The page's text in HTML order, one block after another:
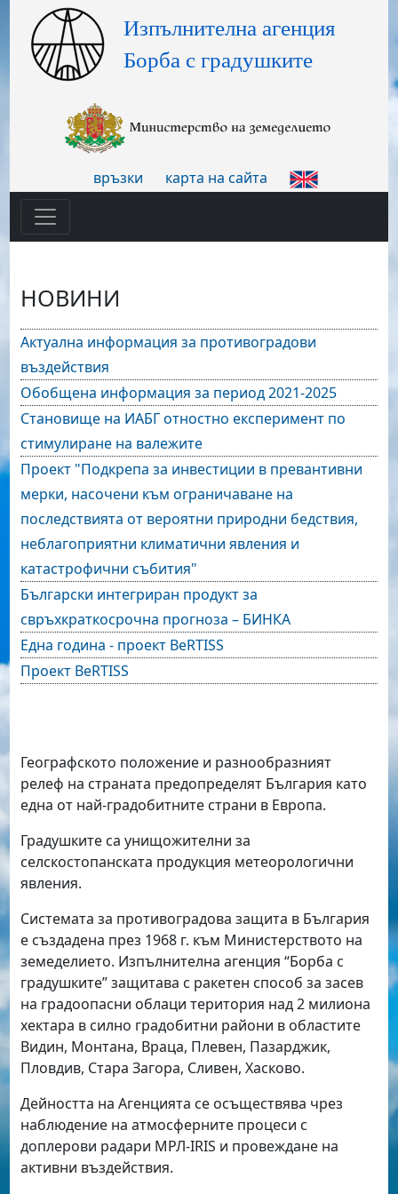
връзки карта на сайта
НОВИНИ
Актуална информация за противоградови
въздействия
Обобщена информация за период 2021-2025
Становище на ИАБГ отностно експеримент по
стимулиране на валежите
Проект "Подкрепа за инвестиции в превантивни
мерки, насочени към ограничаване на
последствията от вероятни природни бедствия,
неблагоприятни климатични явления и
катастрофични събития"
Български интегриран продукт за
свръхкраткосрочна прогноза – БИНКА
Една година - проект BeRTISS
Проект BeRTISS
Географското положение и разнообразният
релеф на страната предопределят България като
една от най-градобитните страни в Европа.
Градушките са унищожителни за
селскостопанската продукция метеорологични
явления.
Системата за противоградова защита в България
е създадена през 1968 г. към Министерството на
земеделието. Изпълнителна агенция “Борба с
градушките” защитава с ракетен способ за засев
на градоопасни облаци територия над 2 милиона
хектара в силно градобитни райони в областите
Видин, Монтана, Враца, Плевен, Пазарджик,
Пловдив, Стара Загора, Сливен, Хасково.
Дейността на Агенцията се осъществява чрез
наблюдение на атмосферните процеси с
доплерови радари МРЛ-IRIS и провеждане на
активни въздействия.